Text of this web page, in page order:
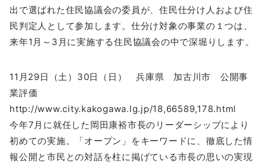
出で選ばれた住民協議会の委員が、住民仕分け人および住
民判定人として参加します。仕分け対象の事業の１つは、
来年1月～3月に実施する住民協議会の中で深堀りします。
11月29日（土）30日（日） 兵庫県 加古川市 公開事
業評価
http://www.city.kakogawa.lg.jp/18,66589,178.html
今年7月に就任した岡田康裕市長のリーダーシップにより
初めての実施。「オープン」をキーワードに、徹底した情
報公開と市民との対話を柱に掲げている市長の思いの実現